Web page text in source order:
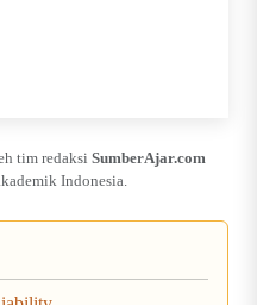
tim redaksi SumberAjar.com
Indonesia.